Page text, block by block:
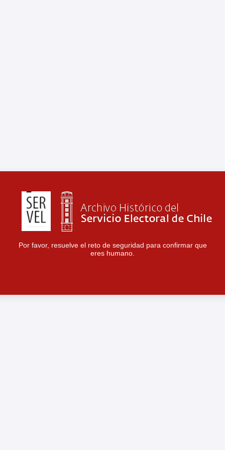
Por favor, resuelve el reto de seguridad para confirmar que
eres humano.